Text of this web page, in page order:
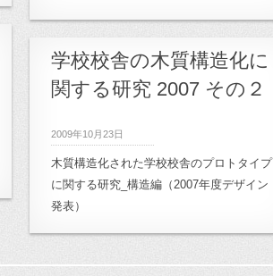
学校校舎の木質構造化に
関する研究 2007 その２
2009年10月23日
木質構造化された学校校舎のプロトタイプ
に関する研究_構造編（2007年度デザイン
発表）